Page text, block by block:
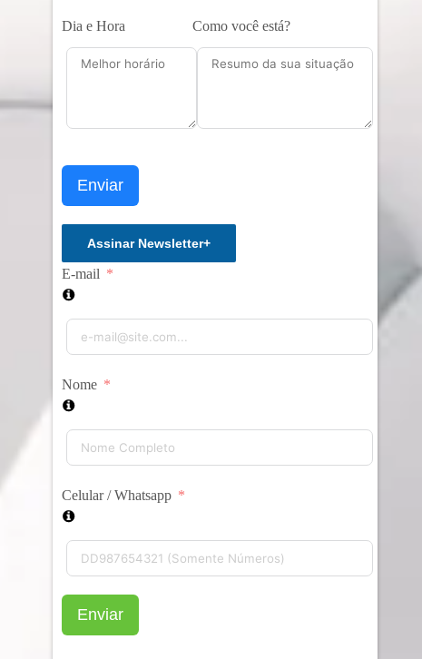
Dia e Hora Como você está?
Enviar
Assinar Newsletter+
E-mail
Nome
Celular / Whatsapp
Enviar